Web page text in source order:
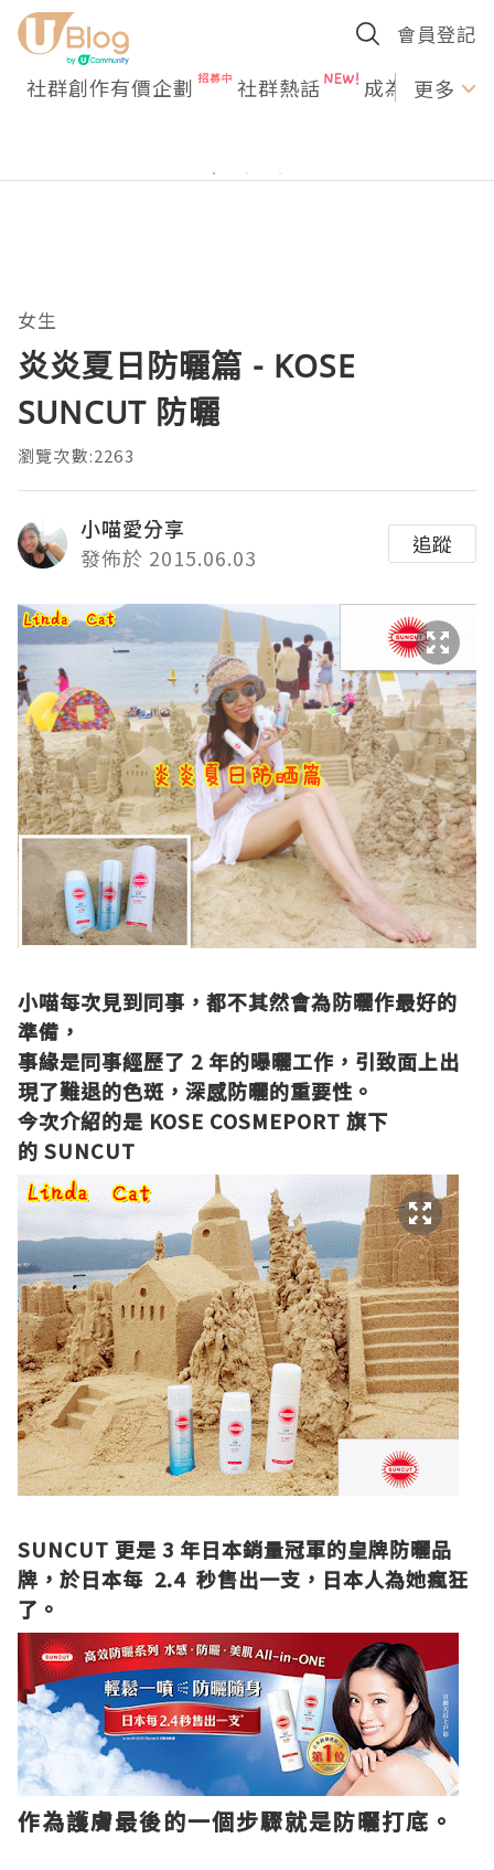
會員登記
社群創作有價企劃 社群熱話 成為U更多
女生
炎炎夏日防曬篇 - KOSE
SUNCUT 防曬
瀏覽次數:2263
小喵愛分享
發佈於 2015.06.03
追蹤
小喵每次見到同事，都不其然會為防曬作最好的
準備，
事緣是同事經歷了 2 年的曝曬工作，引致面上出
現了難退的色斑，深感防曬的重要性。
今次介紹的是 KOSE COSMEPORT 旗下
的 SUNCUT
SUNCUT 更是 3 年日本銷量冠軍的皇牌防曬品
牌， 於日本每 2.4 秒售出一支，日本人為她瘋狂
了。
作為護膚最後的一個步驟就是防曬打底。